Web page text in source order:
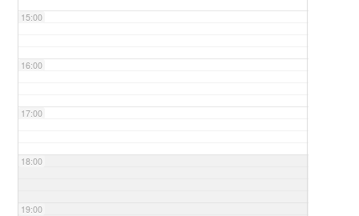
15:00
16:00
17:00
18:00
19:00